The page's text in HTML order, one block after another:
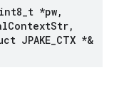
t *pw,
ContextStr,
JPAKE CTX *&